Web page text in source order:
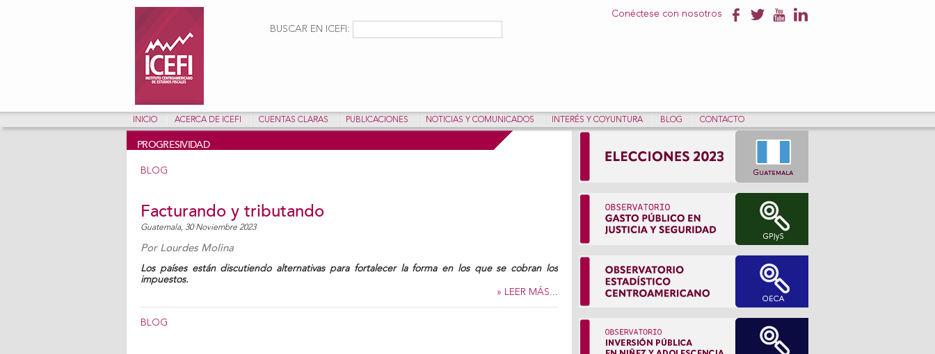
contenido
Conéctese con nosotros
Formulario de búsqueda
BUSCAR EN ICEFI:
INICIO ACERCA DE ICEFI CUENTAS CLARAS PUBLICACIONES NOTICIAS Y COMUNICADOS INTERÉS Y COYUNTURA BLOG CONTACTO
PROGRESIVIDAD
BLOG
Facturando y tributando
Guatemala, 30 Noviembre 2023
Por Lourdes Molina
Los países están discutiendo alternativas para fortalecer la forma en los que se cobran los
impuestos.
» LEER MÁS...
BLOG